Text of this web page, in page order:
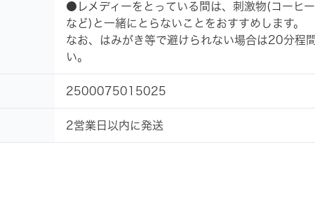
●レメディーをとっている間は、刺激物(コーヒ
など)と一緒にとらないことをおすすめします。
なお、はみがき等で避けられない場合は20分程
い。
2500075015025
2営業日以内に発送